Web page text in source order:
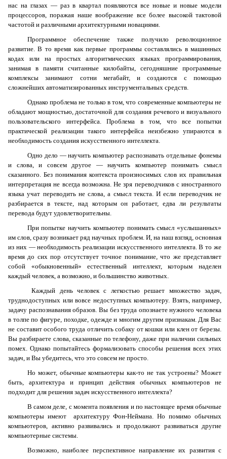
нас на глазах — раз в квартал появляются все новые и новые модели
процессоров, поражая наше воображение все более высокой тактовой
частотой и различными архитектурными новациями.
Программное обеспечение также получило революционное
развитие. В то время как первые программы составлялись в машинных
кодах или на простых алгоритмических языках программирования,
занимая в памяти считанные килобайты, сегодняшние программные
комплексы занимают сотни мегабайт, и создаются с помощью
сложнейших автоматизированных инструментальных средств.
Однако проблема не только в том, что современные компьютеры не
обладают мощностью, достаточной для создания речевого и визуального
пользовательского интерфейса. Проблема в том, что все попытки
практической реализации такого интерфейса неизбежно упираются в
необходимость создания искусственного интеллекта.
Одно дело — научить компьютер распознавать отдельные фонемы
и слова, и совсем другое — научить компьютер понимать смысл
сказанного. Без понимания контекста произносимых слов их правильная
интерпретация не всегда возможна. Не зря переводчиков с иностранного
языка учат переводить не слова, а смысл текста. И если переводчик не
разбирается в тексте, над которым он работает, едва ли результаты
перевода будут удовлетворительны.
При попытке научить компьютер понимать смысл «услышанных»
им слов, сразу возникает ряд научных проблем. И, на наш взгляд, основная
из них — необходимость реализации искусственного интеллекта. В то же
время до сих пор отсутствует точное понимание, что же представляет
собой «обыкновенный» естественный интеллект, которым наделен
каждый человек, а возможно, и большинство животных.
Каждый день человек с легкостью решает множество задач,
труднодоступных или вовсе недоступных компьютеру. Взять, например,
задачу распознавания образов. Вы без труда опознаете нужного человека
в толпе по фигуре, походке, одежде и многим другим признакам. Для Вас
не составит особого труда отличить собаку от кошки или клен от березы.
Вы разбираете слова, сказанные по телефону, даже при наличии сильных
помех. Однако попытайтесь формализовать способы решения всех этих
задач, и Вы убедитесь, что это совсем не просто.
Но может, обычные компьютеры как-то не так устроены? Может
быть, архитектура и принцип действия обычных компьютеров не
подходит для решения задач искусственного интеллекта?
В самом деле, с момента появления и по настоящее время обычные
компьютеры имеют архитектуру Фон-Неймана. Но помимо обычных
компьютеров, активно развивались и продолжают развиваться другие
компьютерные системы.
Возможно, наиболее перспективное направление их развития с